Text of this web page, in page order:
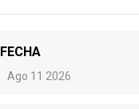
FECHA
Ago 11 2026